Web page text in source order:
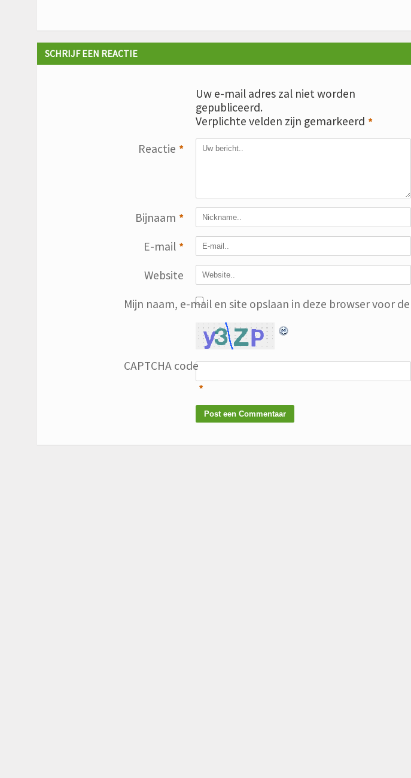
SCHRIJF EEN REACTIE
Uw e-mail adres zal niet worden
gepubliceerd.
Verplichte velden zijn gemarkeerd *
Reactie *
Bijnaam *
E-mail *
Website
Mijn naam, e-mail en site opslaan in deze browser voor
CAPTCHA code
*